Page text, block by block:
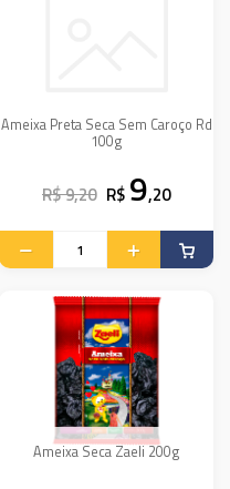
Ameixa Preta Seca Sem Caroço Rd
100g
R$ 9,20 R$ 9,20
Ameixa Seca Zaeli 200g